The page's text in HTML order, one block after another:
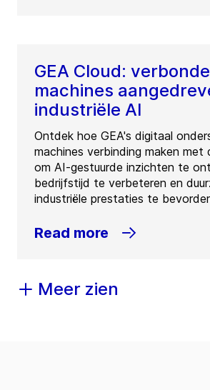
GEA Cloud:
machines
industriële AI
Ontdek hoe GEA's digitaal
machines verbinding maken met
om AI-gestuurde inzichten te
bedrijfstijd te verbeteren en
industriële prestaties te
Read more
Meer zien